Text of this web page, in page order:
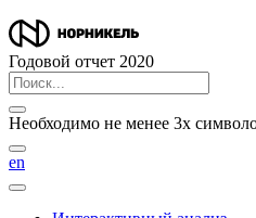
Годовой отчет 2020
Необходимо не менее 3х
en